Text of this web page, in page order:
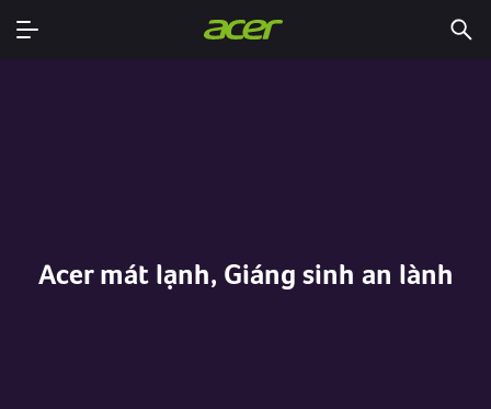
Acer mát lạnh, Giáng sinh an lành